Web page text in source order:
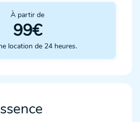
À partir de
99€
location de 24 heures.